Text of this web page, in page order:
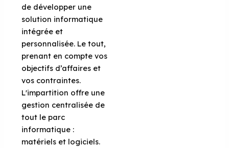
de développer une
solution informatique
intégrée et
personnalisée. Le tout,
prenant en compte vos
objectifs d’affaires et
vos contraintes.
L'impartition offre une
gestion centralisée de
tout le parc
informatique :
matériels et logiciels.